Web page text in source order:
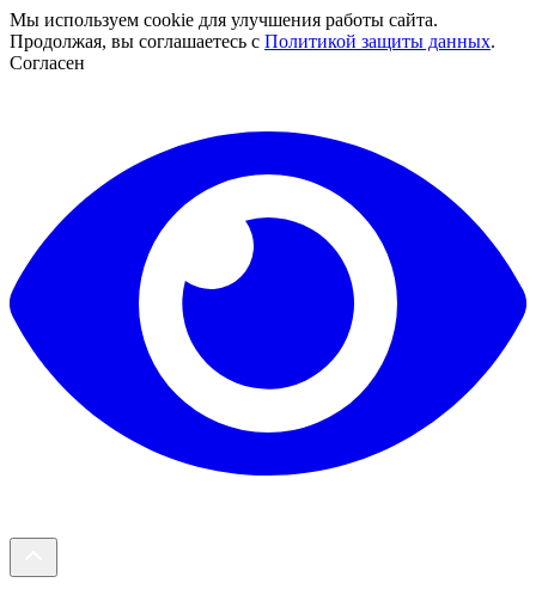
Мы используем cookie для улучшения работы сайта.
Продолжая, вы соглашаетесь с Политикой защиты данных.
Согласен